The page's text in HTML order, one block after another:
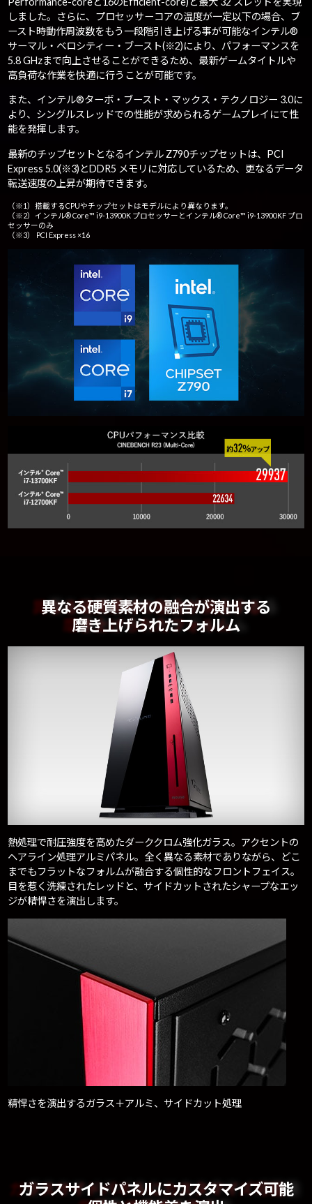
しました。さらに、プロセッサーコアの温度が一定以下の場合、ブ
ースト時動作周波数をもう一段階引き上げる事が可能なインテル®
サーマル・ベロシティー・ブースト(※2)により、パフォーマンスを
5.8 GHzまで向上させることができるため、最新ゲームタイトルや
高負荷な作業を快適に行うことが可能です。
また、インテル®ターボ・ブースト・マックス・テクノロジー 3.0に
より、シングルスレッドでの性能が求められるゲームプレイにて性
能を発揮します。
最新のチップセットとなるインテル Z790チップセットは、PCI
Express 5.0(※3)とDDR5 メモリに対応しているため、更なるデータ
転送速度の上昇が期待できます。
（※1）搭載するCPUやチップセットはモデルにより異なります。
（※2）インテル® Core™ i9-13900K プロセッサーとインテル® Core™ i9-13900KF プロ
セッサーのみ
（※3） PCI Express ×16
異なる硬質素材の融合が演出する
磨き上げられたフォルム
熱処理で耐圧強度を高めたダーククロム強化ガラス。アクセントの
ヘアライン処理アルミパネル。全く異なる素材でありながら、どこ
までもフラットなフォルムが融合する個性的なフロントフェイス。
目を惹く洗練されたレッドと、サイドカットされたシャープなエッ
ジが精悍さを演出します。
精悍さを演出するガラス＋アルミ、サイドカット処理
ガラスサイドパネルにカスタマイズ可能